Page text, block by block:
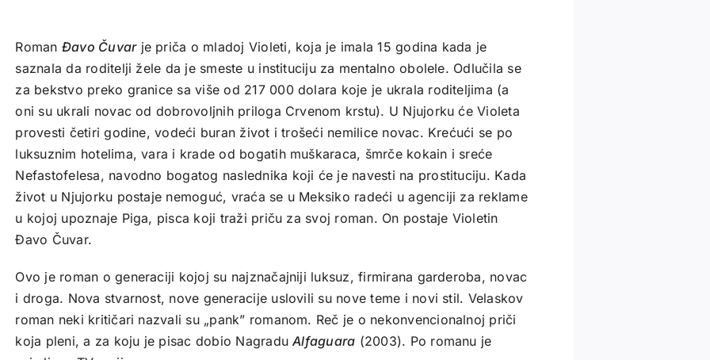
Roman Đavo Čuvarje priča o mladoj Violeti, koja je imala 15 godina kada je
saznala da roditelji žele da je smeste u instituciju za mentalno obolele. Odlučila se
za bekstvo preko granice sa više od 217 000 dolara koje je ukrala roditeljima (a
oni su ukrali novac od dobrovoljnih priloga Crvenom krstu). U Njujorku će Violeta
provesti četiri godine, vodeći buran život i trošeći nemilice novac. Krećući se po
luksuznim hotelima, vara i krade od bogatih muškaraca, šmrče kokain i sreće
Nefastofelesa, navodno bogatog naslednika koji će je navesti na prostituciju. Kada
život u Njujorku postaje nemoguć, vraća se u Meksiko radeći u agenciji za reklame
u kojoj upoznaje Piga, pisca koji traži priču za svoj roman. On postaje Violetin
Đavo Čuvar.
Ovo je roman o generaciji kojoj su najznačajniji luksuz, firmirana garderoba, novac
i droga. Nova stvarnost, nove generacije uslovili su nove teme i novi stil. Velaskov
roman neki kritičari nazvali su „pank” romanom. Reč je o nekonvencionalnoj priči
koja pleni, a za koju je pisac dobio NagraduAlfaguara (2003). Po romanu je